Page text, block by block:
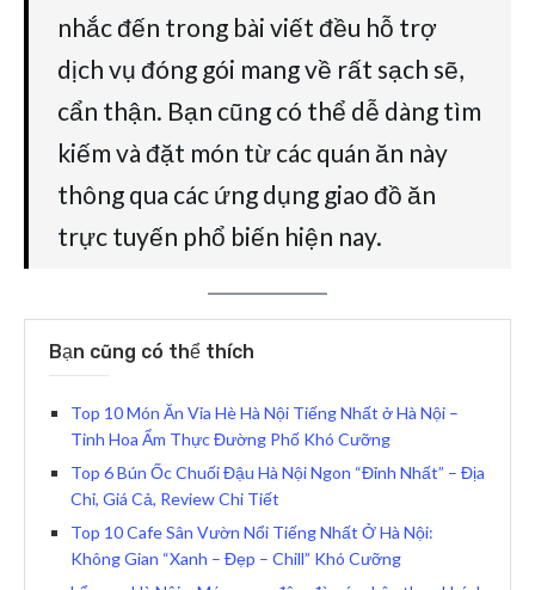
nhắc đến trong bài viết đều hỗ trợ
dịch vụ đóng gói mang về rất sạch sẽ,
cẩn thận. Bạn cũng có thể dễ dàng tìm
kiếm và đặt món từ các quán ăn này
thông qua các ứng dụng giao đồ ăn
trực tuyến phổ biến hiện nay.
Bạn cũng có thể thích
Top 10 Món Ăn Vỉa Hè Hà Nội Tiếng Nhất ở Hà Nội –
Tinh Hoa Ẩm Thực Đường Phố Khó Cưỡng
Top 6 Bún Ốc Chuối Đậu Hà Nội Ngon “Đỉnh Nhất” – Địa
Chỉ, Giá Cả, Review Chi Tiết
Top 10 Cafe Sân Vườn Nổi Tiếng Nhất Ở Hà Nội:
Không Gian “Xanh – Đẹp – Chill” Khó Cưỡng